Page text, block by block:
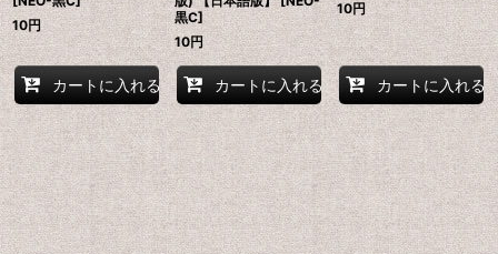
10円
カートに入れる
黒C]
10円
カートに入れる
10円
カートに入れる